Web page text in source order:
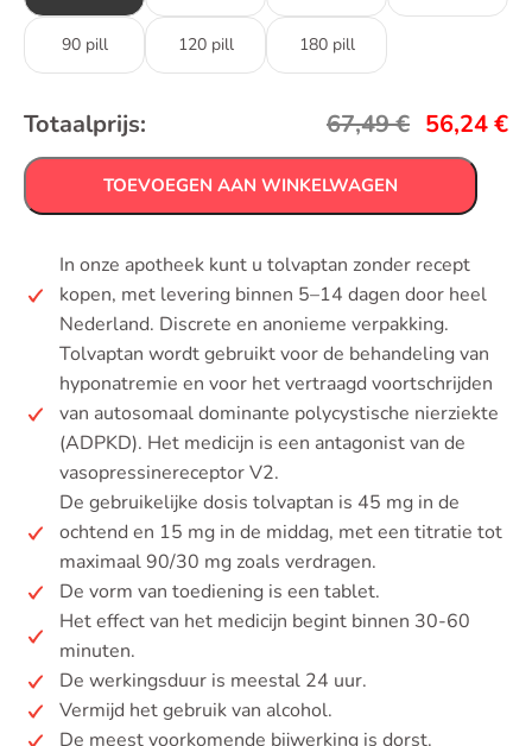
90 pill 120 pill 180 pill
Totaalprijs: 67,49€ 56,24€
TOEVOEGEN AAN WINKELWAGEN
In onze apotheek kunt u tolvaptan zonder recept
kopen, met levering binnen 5–14 dagen door heel
Nederland. Discrete en anonieme verpakking.
Tolvaptan wordt gebruikt voor de behandeling van
hyponatremie en voor het vertraagd voortschrijden
van autosomaal dominante polycystische nierziekte
(ADPKD). Het medicijn is een antagonist van de
vasopressinereceptor V2.
De gebruikelijke dosis tolvaptan is 45 mg in de
ochtend en 15 mg in de middag, met een titratie tot
maximaal 90/30 mg zoals verdragen.
De vorm van toediening is een tablet.
Het effect van het medicijn begint binnen 30-60
minuten.
De werkingsduur is meestal 24 uur.
Vermijd het gebruik van alcohol.
De meest voorkomende bijwerking is dorst.